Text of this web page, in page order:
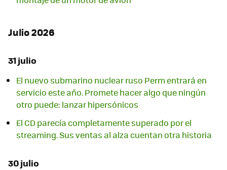
Julio 2026
31 julio
El nuevo submarino nuclear ruso Perm entrará en
servicio este año. Promete hacer algo que ningún
otro puede: lanzar hipersónicos
El CD parecía completamente superado por el
streaming. Sus ventas al alza cuentan otra historia
30 julio